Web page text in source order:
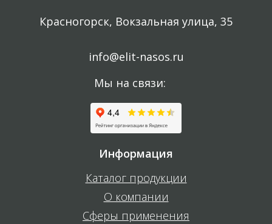
Красногорск, Вокзальная улица, 35
info@elit-nasos.ru
Мы на связи:
Информация
Каталог продукции
О компании
Сферы применения